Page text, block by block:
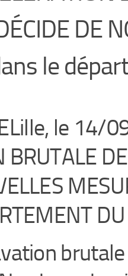
DE
le
le 14/
BRUTALE